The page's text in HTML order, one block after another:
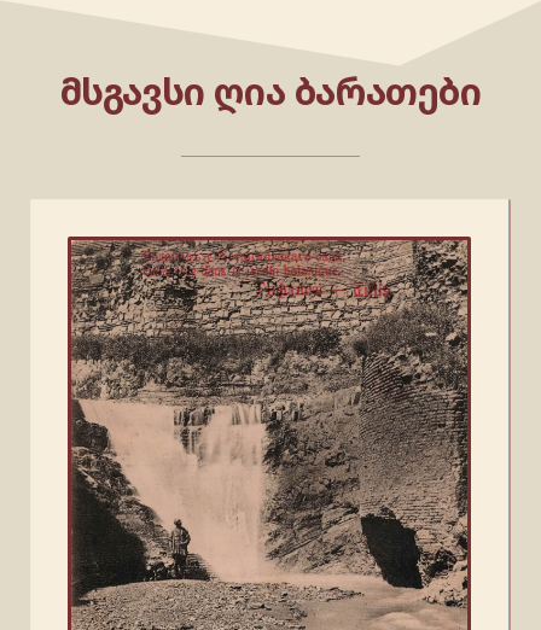
ᲛᲡᲒᲐᲕᲡᲘ ᲦᲘᲐ ᲑᲐᲠᲐᲗᲔᲑᲘ